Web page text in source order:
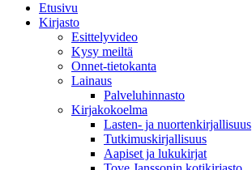
Etusivu
Kirjasto
Esittelyvideo
Kysy meiltä
Onnet-tietokanta
Lainaus
Palveluhinnasto
Kirjakokoelma
Lasten- ja nuortenkirjallisuus
Tutkimuskirjallisuus
Aapiset ja lukukirjat